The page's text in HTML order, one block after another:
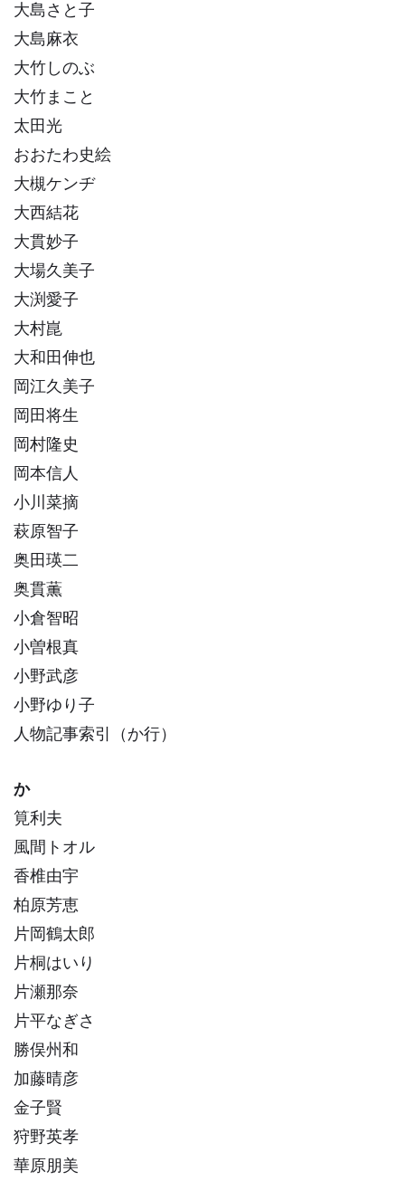
大島さと子
大島麻衣
大竹しのぶ
大竹まこと
太田光
おおたわ史絵
大槻ケンヂ
大西結花
大貫妙子
大場久美子
大渕愛子
大村崑
大和田伸也
岡江久美子
岡田将生
岡村隆史
岡本信人
小川菜摘
萩原智子
奥田瑛二
奥貫薫
小倉智昭
小曽根真
小野武彦
小野ゆり子
人物記事索引（か行）
か
筧利夫
風間トオル
香椎由宇
柏原芳恵
片岡鶴太郎
片桐はいり
片瀬那奈
片平なぎさ
勝俣州和
加藤晴彦
金子賢
狩野英孝
華原朋美